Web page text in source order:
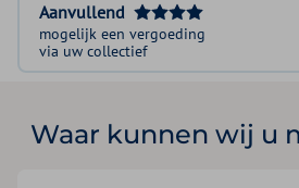
Aanvullend
mogelijk een vergoeding
via uw collectief
Waar kunnen wij u